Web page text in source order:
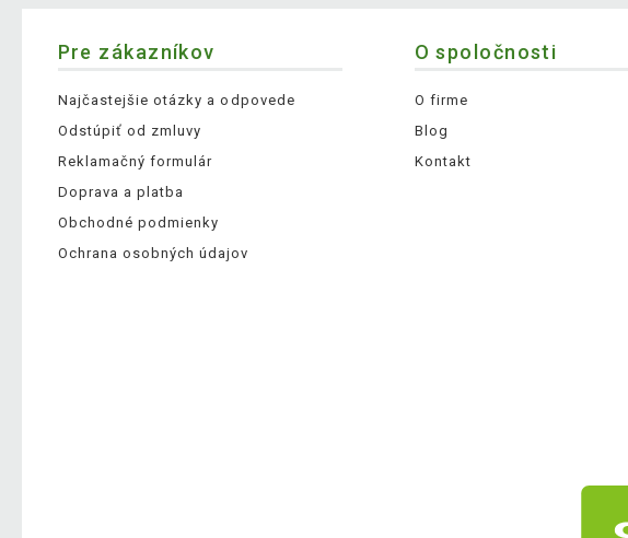
Pre zákazníkov
Najčastejšie otázky a odpovede
Odstúpiť od zmluvy
Reklamačný formulár
Doprava a platba
Obchodné podmienky
Ochrana osobných údajov
O spoločnosti
O firme
Blog
Kontakt